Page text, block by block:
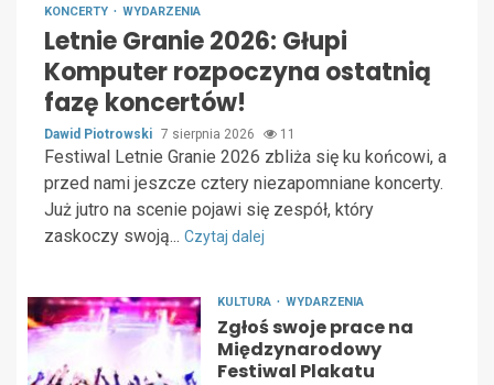
KONCERTY WYDARZENIA
Letnie Granie 2026: Głupi
Komputer rozpoczyna ostatnią
fazę koncertów!
Dawid Piotrowski 7 sierpnia 2026 11
Festiwal Letnie Granie 2026 zbliża się ku końcowi, a
przed nami jeszcze cztery niezapomniane koncerty.
Już jutro na scenie pojawi się zespół, który
zaskoczy swoją... Czytaj dalej
KULTURA WYDARZENIA
Zgłoś swoje prace na
Międzynarodowy
Festiwal Plakatu